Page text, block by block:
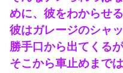
めに、彼をわからせ
彼はガレージのシャ
勝手口から出てくるが
そこから車止めまで